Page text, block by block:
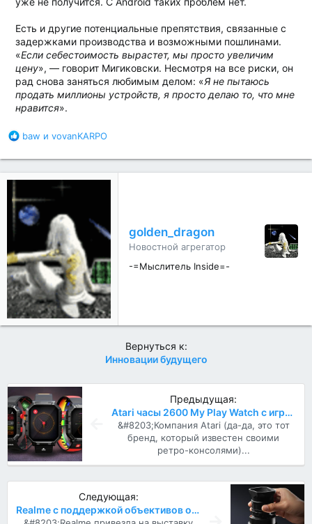
Есть и другие потенциальные препятствия, связанные с
задержками производства и возможными пошлинами.
«Если себестоимость вырастет, мы просто увеличим
цену», — говорит Мигиковски. Несмотря на все риски, он
рад снова заняться любимым делом: «Я не пытаюсь
продать миллионы устройств, я просто делаю то, что мне
нравится».
Б
а
г
д
а
р
с
т
и
:
baw и vovanKARPO
golden_dragon
Новостной агрегатор
-=Мыслитель Inside=-
Вернуться к:
Инновации будущего
Предыдущая:
Atari часы 2600 My Play Watch с играми
&#8203;Компания Atari (да-да, это тот
бренд, который известен своими
ретро-консолями)...
Следующая:
Realme с поддержкой объективов от профессиональных камер